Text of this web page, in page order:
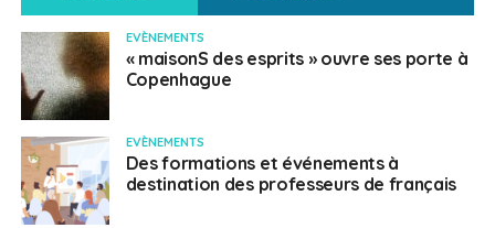
EVÈNEMENTS
« maisonS des esprits » ouvre ses porte à
Copenhague
EVÈNEMENTS
Des formations et événements à
destination des professeurs de français